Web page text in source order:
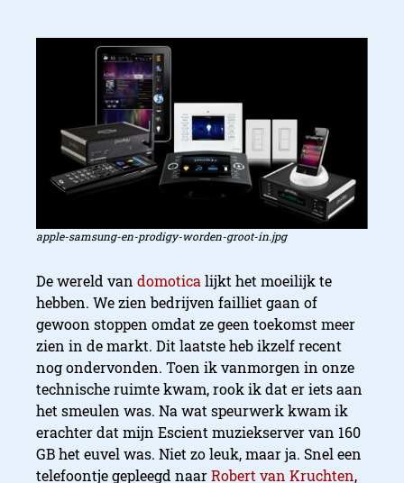
apple-samsung-en-prodigy-worden-groot-in.jpg
De wereld van domoticalijkt het moeilijk te
hebben. We zien bedrijven failliet gaan of
gewoon stoppen omdat ze geen toekomst meer
zien in de markt. Dit laatste heb ikzelf recent
nog ondervonden. Toen ik vanmorgen in onze
technische ruimte kwam, rook ik dat er iets aan
het smeulen was. Na wat speurwerk kwam ik
erachter dat mijn Escient muziekserver van 160
GB het euvel was. Niet zo leuk, maar ja. Snel een
telefoontje gepleegd naarRobert van Kruchten,